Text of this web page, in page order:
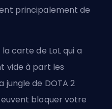
principalement de
carte de LoL qui a
vide à part les
jungle de DOTA 2
bloquer votre